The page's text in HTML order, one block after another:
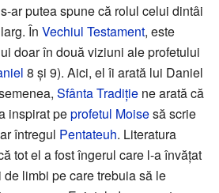
ar putea spune că rolul celui dintâi
În Vechiul Testament, este
doar în două viziuni ale profetului
8 și 9). Aici, el îi arată lui Daniel
Sfânta Tradiţie ne arată că
inspirat peprofetul Moisesă scrie
întregul Pentateuh. Literatura
tot el a fost îngerul care l-a învățat
limbi pe care trebuia să le